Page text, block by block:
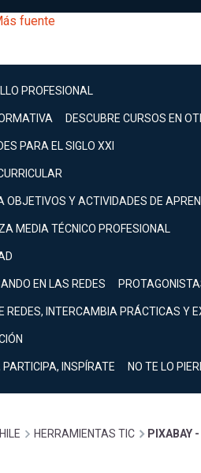
fuente
PROFESIONAL
DESCUBRE CURSOS EN
PARA EL SIGLO XXI
OBJETIVOS Y ACTIVIDADES DE
MEDIA TÉCNICO PROFESIONAL
EN LAS REDES
REDES, INTERCAMBIA PRÁCTICAS Y
PARTICIPA, INSPÍRATE NO TE LO
HERRAMIENTAS TIC PIXABAY